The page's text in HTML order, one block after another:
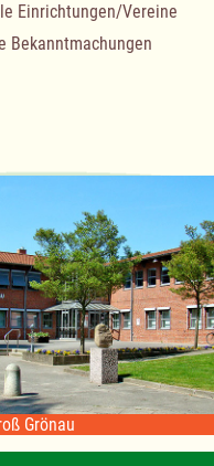
Einrichtungen/Vereine
Bekanntmachungen
Grönau